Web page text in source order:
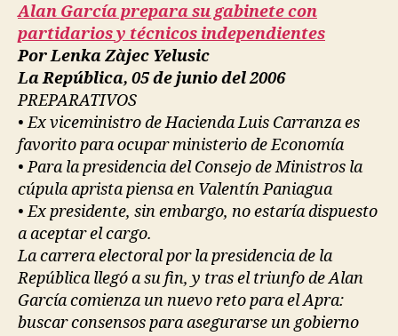
Alan García prepara su gabinete con
partidarios y técnicos independientes
Por Lenka Zàjec Yelusic
La República, 05 de junio del 2006
PREPARATIVOS
• Ex viceministro de Hacienda Luis Carranza es
favorito para ocupar ministerio de Economía
• Para la presidencia del Consejo de Ministros la
cúpula aprista piensa en Valentín Paniagua
• Ex presidente, sin embargo, no estaría dispuesto
a aceptar el cargo.
La carrera electoral por la presidencia de la
República llegó a su fin, y tras el triunfo de Alan
García comienza un nuevo reto para el Apra:
buscar consensos para asegurarse un gobierno